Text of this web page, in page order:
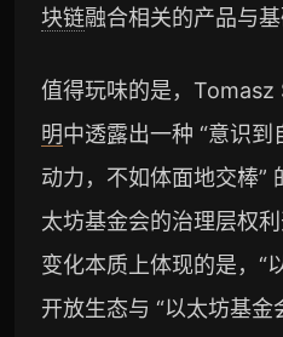
块链融合相关的产品与
值得玩味的是，
明中透露出一种 “意识
动力，不如体面地交棒”
太坊基金会的治理层权
变化本质上体现的是，“
开放生态与 “以太坊基金